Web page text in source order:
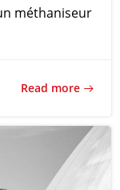
méthaniseur
Read more